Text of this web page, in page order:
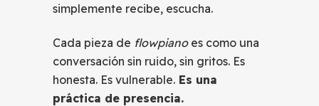
simplemente recibe, escucha.
Cada pieza de flowpianoes como una
conversación sin ruido, sin gritos. Es
honesta. Es vulnerable. Es una
práctica de presencia.